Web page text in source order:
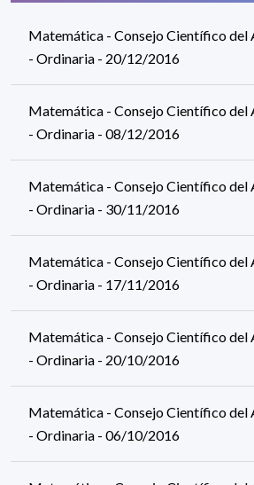
Matemática - Consejo Científico del
- Ordinaria - 20/12/2016
Matemática - Consejo Científico del
- Ordinaria - 08/12/2016
Matemática - Consejo Científico del
- Ordinaria - 30/11/2016
Matemática - Consejo Científico del
- Ordinaria - 17/11/2016
Matemática - Consejo Científico del
- Ordinaria - 20/10/2016
Matemática - Consejo Científico del
- Ordinaria - 06/10/2016